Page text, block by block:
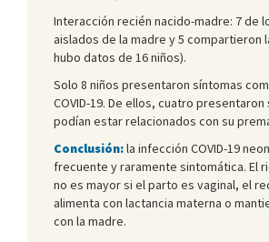
Interacción recién nacido-madre: 7 de
aislados de la madre y 5 compartieron
hubo datos de 16 niños).
Solo 8 niños presentaron síntomas
COVID-19. De ellos, cuatro
podían estar relacionados con su
Conclusión:la infección COVID-19
frecuente y raramente sintomática. El
no es mayor si el parto es vaginal, el
alimenta con lactancia materna o
con la madre.